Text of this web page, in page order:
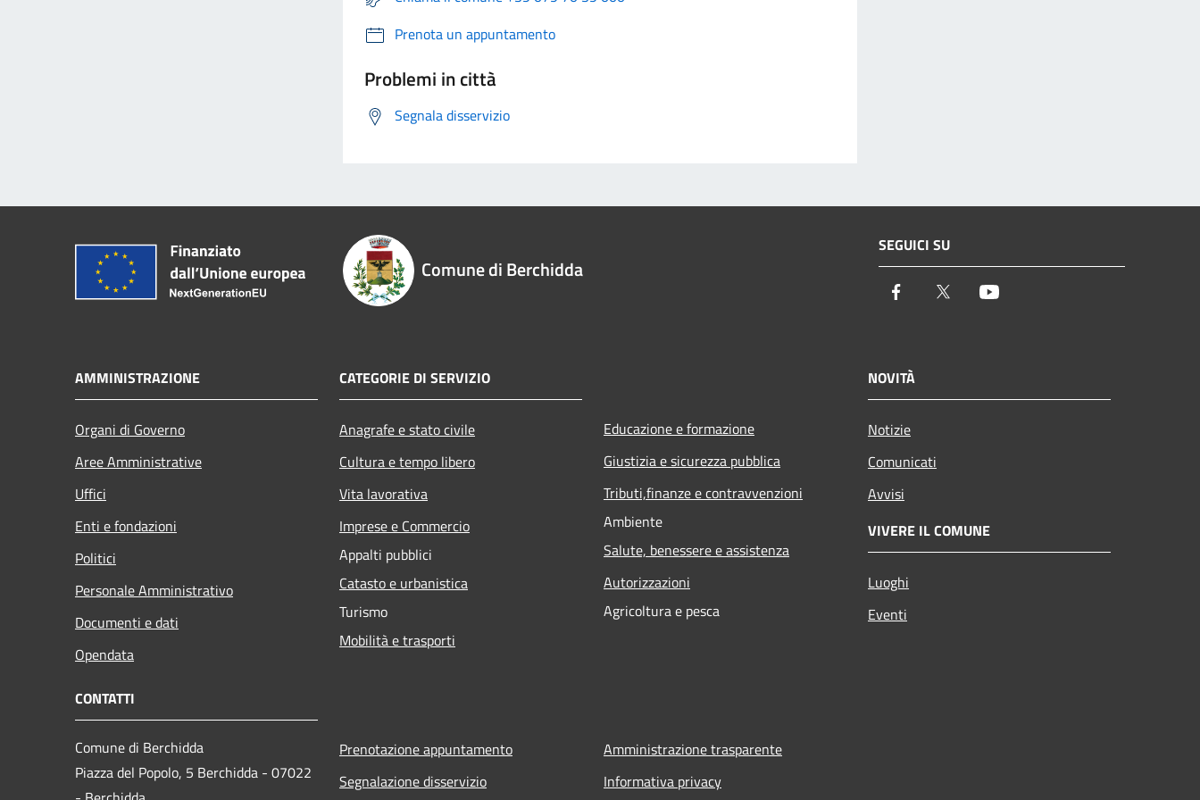
Prenota un appuntamento
Problemi in città
Segnala disservizio
Comune di Berchidda
SEGUICI SU
Facebook Twitter
AMMINISTRAZIONE
Organi di Governo
Aree Amministrative
Uffici
Enti e fondazioni
Politici
Personale Amministrativo
Documenti e dati
Opendata
CATEGORIE DI SERVIZIO
Anagrafe e stato civile
Cultura e tempo libero
Vita lavorativa
Imprese e Commercio
Appalti pubblici
Catasto e urbanistica
Turismo
Mobilità e trasporti
Educazione e formazione
Giustizia e sicurezza pubblica
Tributi,finanze e contravvenzioni
Ambiente
Salute, benessere e assistenza
Autorizzazioni
Agricoltura e pesca
NOVITÀ
Notizie
Comunicati
Avvisi
VIVERE IL COMUNE
Luoghi
Eventi
CONTATTI
Comune di Berchidda
Piazza del Popolo, 5 Berchidda - 07022
Prenotazione appuntamento
Segnalazione disservizio
Amministrazione trasparente
Informativa privacy